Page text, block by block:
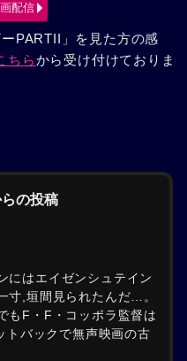
配信
ーPARTII」を見た方の感
ちらから受け付けておりま
の投稿
にはエイゼンシュテイン
寸,垣間見られたんだ…。
もF・F・コッポラ監督は
トバックで無声映画の古